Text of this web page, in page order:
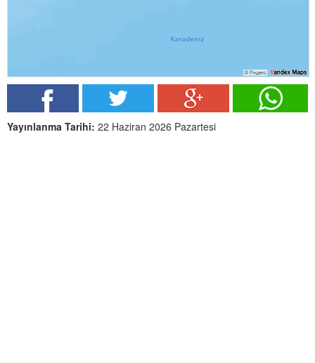
Yayınlanma Tarihi: 22 Haziran 2026 Pazartesi